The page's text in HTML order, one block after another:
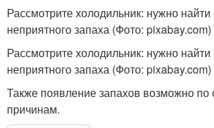
Рассмотрите холодильник: нужно найти
неприятного запаха (Фото: pixabay.com)
Рассмотрите холодильник: нужно найти
неприятного запаха (Фото: pixabay.com)
Также появление запахов возможно
причинам.